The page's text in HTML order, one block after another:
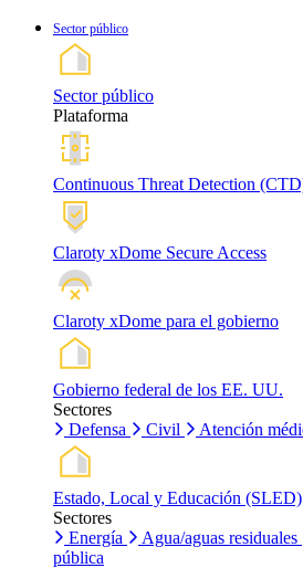
Sector público
Sector público
Plataforma
Continuous Threat Detection
Claroty xDome Secure Access
Claroty xDome para el gobierno
Gobierno federal de los EE. UU.
Sectores
Defensa
Civil Atención
Estado, Local y Educación (SLED)
Sectores
Energía
Agua/aguas residuales
pública